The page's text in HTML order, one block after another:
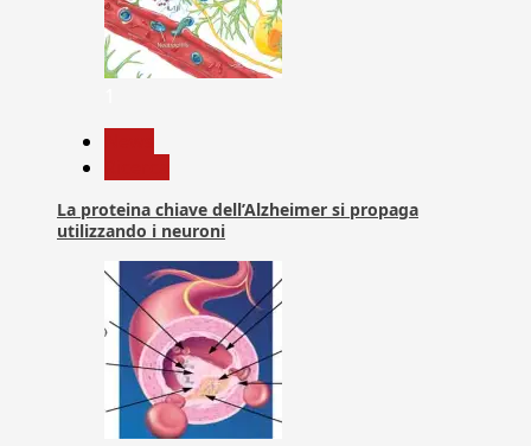
La proteina chiave dell’Alzheimer si propaga
utilizzando i neuroni